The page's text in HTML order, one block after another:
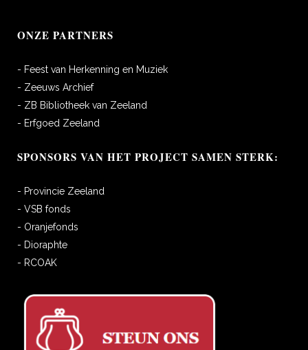
ONZE PARTNERS
- Feest van Herkenning en Muziek
- Zeeuws Archief
- ZB Bibliotheek van Zeeland
- Erfgoed Zeeland
SPONSORS VAN HET PROJECT SAMEN STERK:
- Provincie Zeeland
- VSB fonds
- Oranjefonds
- Dioraphte
- RCOAK